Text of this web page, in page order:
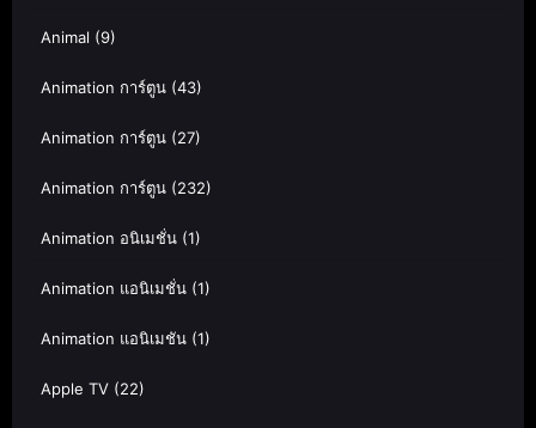
Animal (9)
Animation การ์ตูน (43)
Animation การ์ตูน (27)
Animation การ์ตูน (232)
Animation อนิเมชั่น (1)
Animation แอนิเมชั่น (1)
Animation แอนิเมชัน (1)
Apple TV (22)